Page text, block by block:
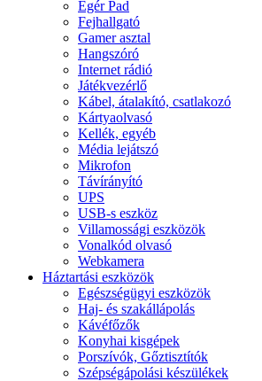
Egér Pad
Fejhallgató
Gamer asztal
Hangszóró
Internet rádió
Játékvezérlő
Kábel, átalakító, csatlakozó
Kártyaolvasó
Kellék, egyéb
Média lejátszó
Mikrofon
Távírányító
UPS
USB-s eszköz
Villamossági eszközök
Vonalkód olvasó
Webkamera
Háztartási eszközök
Egészségügyi eszközök
Haj- és szakállápolás
Kávéfőzők
Konyhai kisgépek
Porszívók, Gőztisztítók
Szépségápolási készülékek